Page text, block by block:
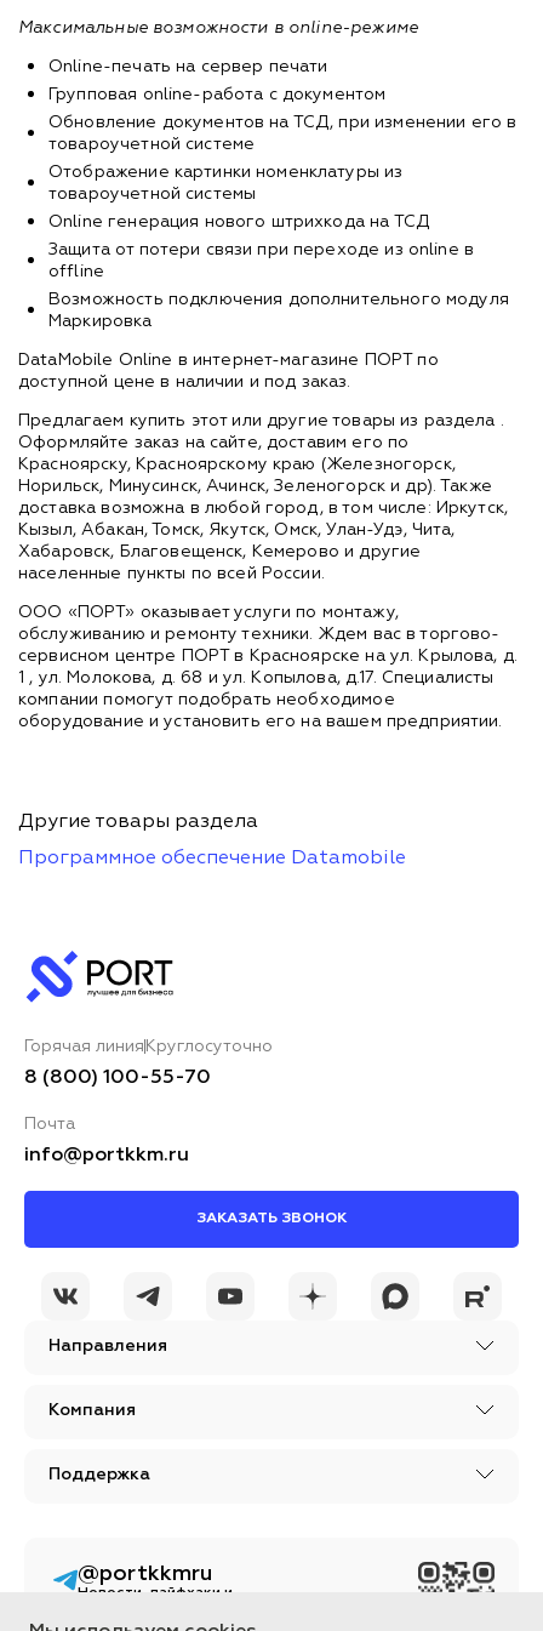
Максимальные возможности в online-режиме
Online-печать на сервер печати
Групповая online-работа с документом
Обновление документов на ТСД, при изменении его в
товароучетной системе
Отображение картинки номенклатуры из
товароучетной системы
Online генерация нового штрихкода на ТСД
Защита от потери связи при переходе из online в
offline
Возможность подключения дополнительного модуля
Маркировка
DataMobile Online в интернет-магазине ПОРТ по
доступной цене в наличии и под заказ.
Предлагаем купить этот или другие товары из раздела .
Оформляйте заказ на сайте, доставим его по
Красноярску, Красноярскому краю (Железногорск,
Норильск, Минусинск, Ачинск, Зеленогорск и др). Также
доставка возможна в любой город, в том числе: Иркутск,
Кызыл, Абакан, Томск, Якутск, Омск, Улан-Удэ, Чита,
Хабаровск, Благовещенск, Кемерово и другие
населенные пункты по всей России.
ООО «ПОРТ» оказывает услуги по монтажу,
обслуживанию и ремонту техники. Ждем вас в торгово-
сервисном центре ПОРТ в Красноярске на ул. Крылова, д.
1 , ул. Молокова, д. 68 и ул. Копылова, д.17. Специалисты
компании помогут подобрать необходимое
оборудование и установить его на вашем предприятии.
Другие товары раздела
Программное обеспечение Datamobile
Направления
Компания
Поддержка
Горячая линия Круглосуточно
8 (800) 100-55-70
Почта
info@portkkm.ru
ЗАКАЗАТЬ ЗВОНОК
@portkkmru
Новости, лайфхаки и
контент PORT - бизнес